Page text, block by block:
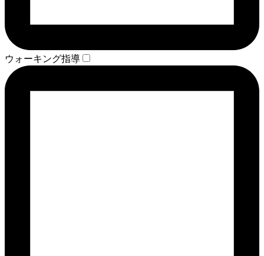
ウォーキング指導